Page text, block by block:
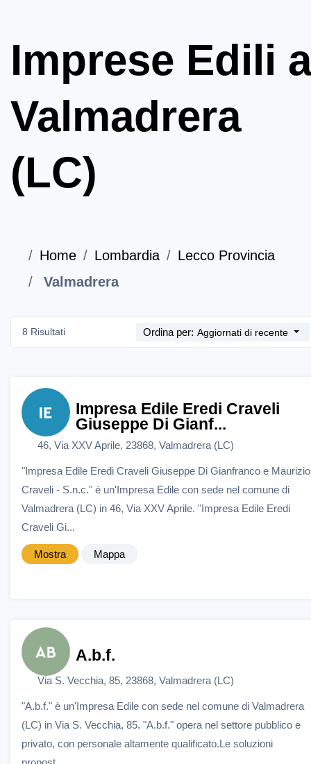
Imprese Edili a
Valmadrera
(LC)
Home Lombardia
Lecco Provincia
Valmadrera
8 Risultati Ordina per: Aggiornati di recente
Impresa Edile Eredi Craveli
Giuseppe Di Gianf...
46, Via XXV Aprile, 23868, Valmadrera (LC)
"Impresa Edile Eredi Craveli Giuseppe Di Gianfranco e Maurizio
Craveli - S.n.c." è un'Impresa Edile con sede nel comune di
Valmadrera (LC) in 46, Via XXV Aprile. "Impresa Edile Eredi
Craveli Gi...
Mostra Mappa
A.b.f.
Via S. Vecchia, 85, 23868, Valmadrera (LC)
"A.b.f." è un'Impresa Edile con sede nel comune di Valmadrera
(LC) in Via S. Vecchia, 85. "A.b.f." opera nel settore pubblico e
privato, con personale altamente qualificato.Le soluzioni